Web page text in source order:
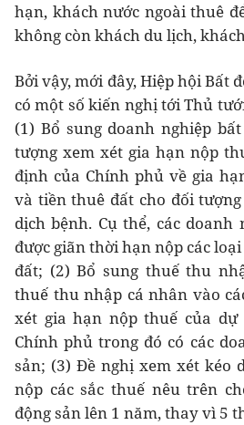
hạn, khách nước ngoài thuê
không còn khách du lịch,
Bởi vậy, mới đây, Hiệp hội Bất
có một số kiến nghị tới Thủ
(1) Bổ sung doanh nghiệp
tượng xem xét gia hạn nộp
định của Chính phủ về gia
và tiền thuê đất cho đối
dịch bệnh. Cụ thể, các doanh
được giãn thời hạn nộp các
đất; (2) Bổ sung thuế thu
thuế thu nhập cá nhân vào
xét gia hạn nộp thuế của
Chính phủ trong đó có các
sản; (3) Đề nghị xem xét kéo
nộp các sắc thuế nêu trên
động sản lên 1 năm, thay vì 5